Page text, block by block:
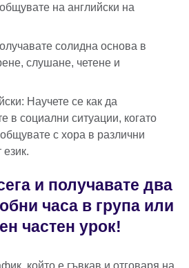
на английски на
солидна основа в
слушане, четене и
Научете се как да
в социални ситуации, когато
с хора в различни
език.
и получавате два
часа в група или
частен урок!